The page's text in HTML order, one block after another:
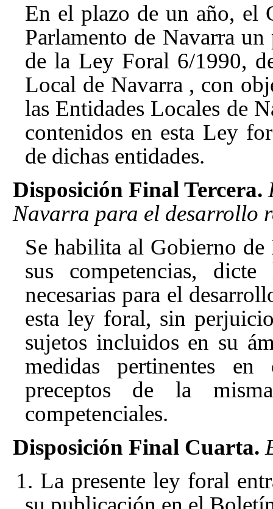
En el plazo de un año, el
Parlamento de Navarra
de la Ley Foral 6/1990,
Local de Navarra , con
las Entidades Locales de
contenidos en esta Ley
de dichas entidades.
Disposición Final Tercera.
Navarra para el desarrollo
Se habilita al Gobierno
sus competencias, dicte
necesarias para el
esta ley foral, sin
sujetos incluidos en su
medidas pertinentes
preceptos de la
competenciales.
Disposición Final Cuarta.
1. La presente ley foral